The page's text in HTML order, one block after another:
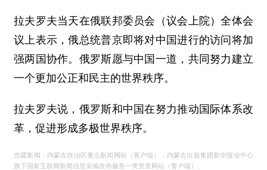
拉夫罗夫当天在俄联邦委员会（议会上院）全体会
议上表示，俄总统普京即将对中国进行的访问将加
强两国协作。俄罗斯愿与中国一道，共同努力建立
一个更加公正和民主的世界秩序。
拉夫罗夫说，俄罗斯和中国在努力推动国际体系改
革，促进形成多极世界秩序。
北疆新闻：内蒙古自治区重点新闻网站（客户端），内蒙古出版集团新华报业中心
旗下国家互联网新闻信息采编发布服务一类资质网站（客户端）。